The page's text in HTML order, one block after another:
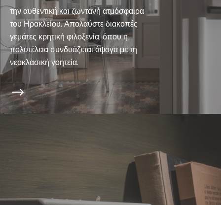
την αυθεντική και ζωντανή ατμόσφαιρα
του Ηρακλείου. Απολαύστε διακοπές
γεμάτες κρητική φιλοξενία, όπου η
πολυτέλεια συνδυάζεται άψογα με τη
νεοκλασική γοητεία.